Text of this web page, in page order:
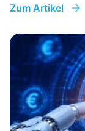
Zum Artikel